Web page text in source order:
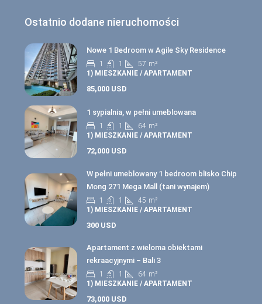
Ostatnio dodane nieruchomości
Nowe 1 Bedroom w Agile Sky Residence
1 1 57 m²
1) MIESZKANIE / APARTAMENT
85,000 USD
1 sypialnia, w pełni umeblowana
1 1 64 m²
1) MIESZKANIE / APARTAMENT
72,000 USD
W pełni umeblowany 1 bedroom blisko Chip
Mong 271 Mega Mall (tani wynajem)
1 1 45 m²
1) MIESZKANIE / APARTAMENT
300 USD
Apartament z wieloma obiektami
rekraacyjnymi – Bali 3
1 1 64 m²
1) MIESZKANIE / APARTAMENT
73,000 USD